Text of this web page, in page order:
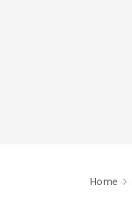
Home